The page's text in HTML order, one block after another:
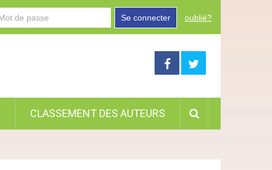
Se connecter oublié?
CLASSEMENT DES AUTEURS